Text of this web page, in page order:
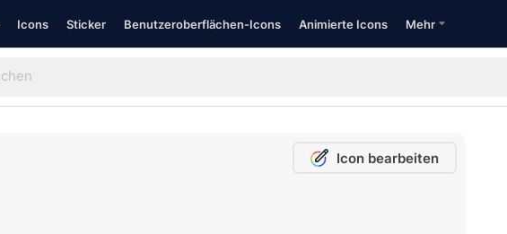
Icons Sticker Benutzeroberflächen-Icons Animierte Icons Mehr
Icon bearbeiten